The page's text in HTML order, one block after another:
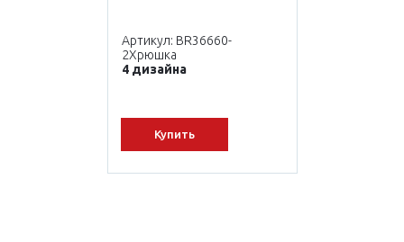
Артикул: BR36660-
2Хрюшка
4 дизайна
Купить